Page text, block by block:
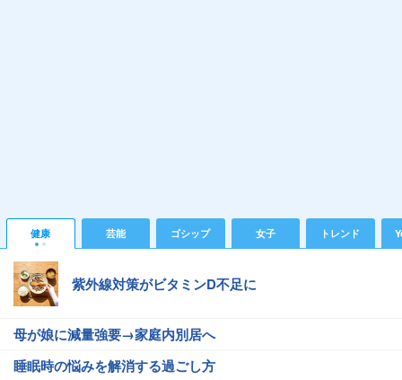
健康 芸能 ゴシップ 女子 トレンド
紫外線対策がビタミンD不足に
母が娘に減量強要→家庭内別居へ
睡眠時の悩みを解消する過ごし方